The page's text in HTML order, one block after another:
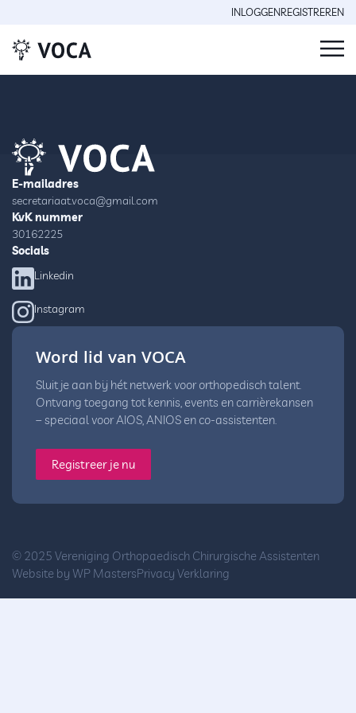
INLOGGENREGISTREREN
E-mailadres
secretariaat.voca@gmail.com
KvK nummer
30162225
Socials
Linkedin
Instagram
Word lid van VOCA
Sluit je aan bij hét netwerk voor orthopedisch talent.
Ontvang toegang tot kennis, events en carrièrekansen
– speciaal voor AIOS, ANIOS en co-assistenten.
Registreer je nu
© 2025 Vereniging Orthopaedisch Chirurgische Assistenten
Website by WP MastersPrivacy Verklaring